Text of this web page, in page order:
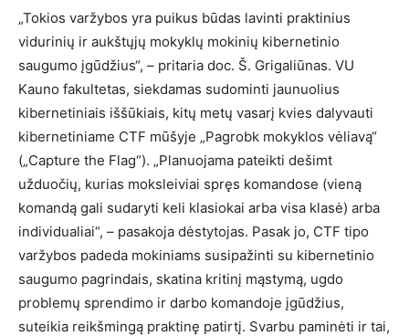
„Tokios varžybos yra puikus būdas lavinti praktinius
vidurinių ir aukštųjų mokyklų mokinių kibernetinio
saugumo įgūdžius“, – pritaria doc. Š. Grigaliūnas. VU
Kauno fakultetas, siekdamas sudominti jaunuolius
kibernetiniais iššūkiais, kitų metų vasarį kvies dalyvauti
kibernetiniame CTF mūšyje „Pagrobk mokyklos vėliavą“
(„Capture the Flag“). „Planuojama pateikti dešimt
užduočių, kurias moksleiviai spręs komandose (vieną
komandą gali sudaryti keli klasiokai arba visa klasė) arba
individualiai“, – pasakoja dėstytojas. Pasak jo, CTF tipo
varžybos padeda mokiniams susipažinti su kibernetinio
saugumo pagrindais, skatina kritinį mąstymą, ugdo
problemų sprendimo ir darbo komandoje įgūdžius,
suteikia reikšmingą praktinę patirtį. Svarbu paminėti ir tai,